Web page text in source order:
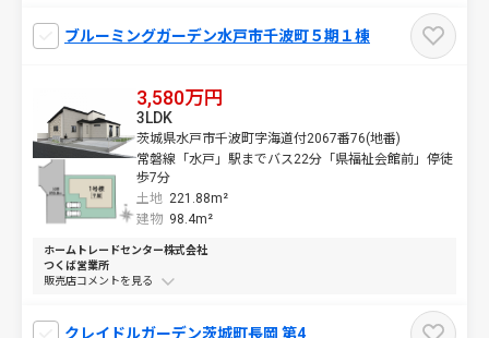
ブルーミングガーデン水戸市千波町５期１棟
3,580万円
茨城県水戸市千波町字海道付2067番76(地番)
常磐線「水戸」駅までバス22分「県福祉会館前」停徒
歩7分
土地 221.88m²
3LDK
建物 98.4m²
ホームトレードセンター株式会社
つくば営業所
販売店コメントを
クレイドルガーデン茨城町長岡 第4